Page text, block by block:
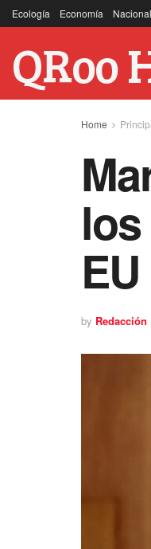
Ecología Economía Nacional
QRoo
Home
EU
by Redacción